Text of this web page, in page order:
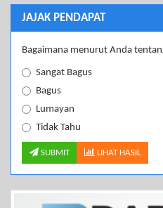
JAJAK PENDAPAT
Bagaimana menurut Anda
Sangat Bagus
Bagus
Lumayan
Tidak Tahu
SUBMIT LIHAT HASIL